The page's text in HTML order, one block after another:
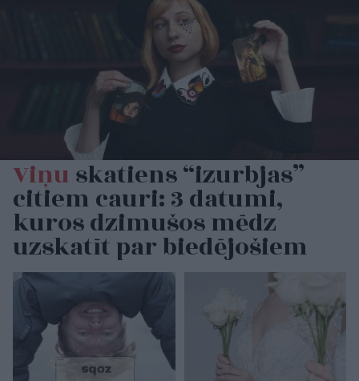
Viņuskatiens “izurbjas”
citiem cauri: 3 datumi,
kuros dzimušos mēdz
uzskatīt par biedējošiem